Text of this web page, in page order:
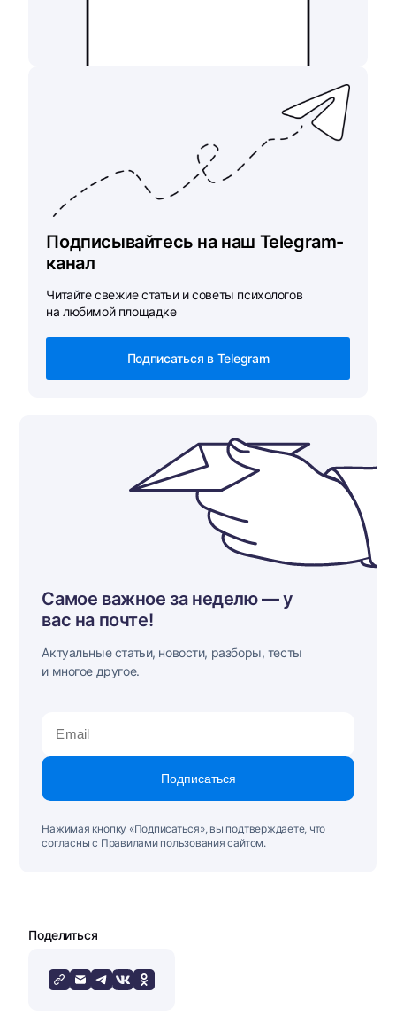
Подписывайтесь на наш Telegram-
канал
Читайте свежие статьи и советы психологов
на любимой площадке
Подписаться в Telegram
Самое важное за неделю — у
вас на почте!
Актуальные статьи, новости, разборы, тесты
и многое другое.
Подписаться
Нажимая кнопку «Подписаться», вы подтверждаете, что
согласны с Правилами пользования сайтом.
Поделиться